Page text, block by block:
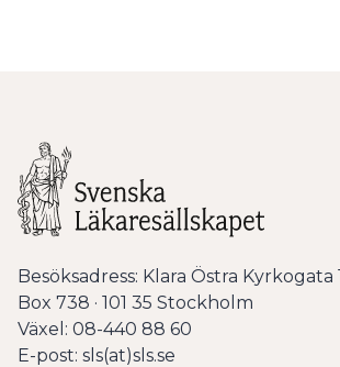
Besöksadress: Klara Östra Kyrkogata
Box 738 · 101 35 Stockholm
Växel: 08-440 88 60
E-post: sls(at)sls.se